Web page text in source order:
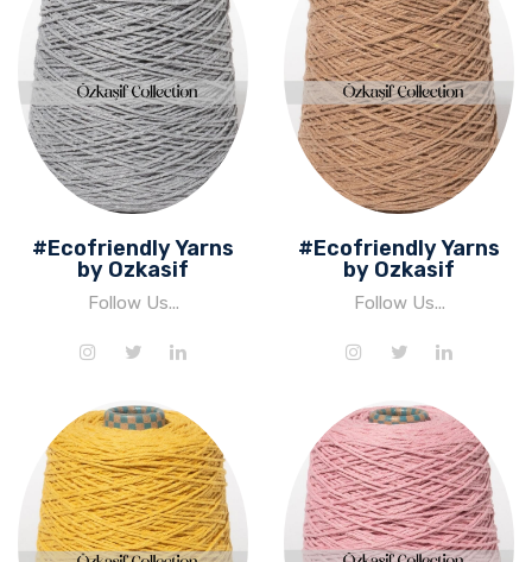
#Ecofriendly Yarns
by Ozkasif
Follow Us...
#Ecofriendly Yarns
by Ozkasif
Follow Us...